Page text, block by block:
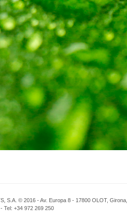
S.A. © 2016 - Av. Europa 8 - 17800 OLOT,
Tel: +34 972 269 250